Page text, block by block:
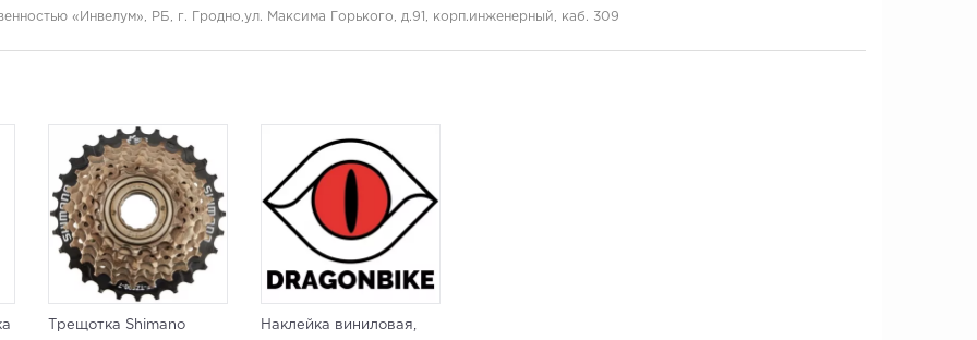
«Инвелум», РБ, г. Гродно,ул. Максима Горького, д.91, корп.инженерный, каб. 309
Трещотка Shimano
Наклейка виниловая,